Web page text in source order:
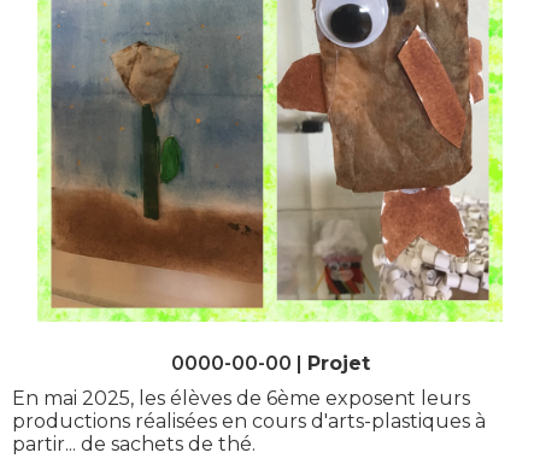
0000-00-00 | Projet
En mai 2025, les élèves de 6ème exposent leurs
productions réalisées en cours d'arts-plastiques à
partir... de sachets de thé.